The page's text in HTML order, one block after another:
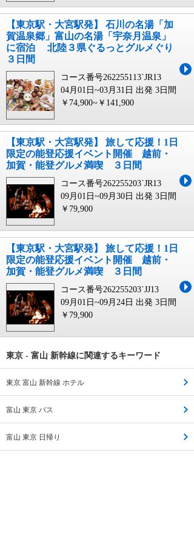
【東京駅・大宮駅発】 石川の名湯「加
賀温泉郷」富山の名湯「宇奈月温泉」
に宿泊 北陸３県ぐるっとグルメぐり
３日間
コース番号262255113`JR13
04月01日~03月31日 出発 3日間
￥74,900~￥141,900
【東京駅・大宮駅発】 旅して応援！1日
限定の能登応援イベント開催 越前・
加賀・能登グルメ満喫 ３日間
コース番号262255203`JR13
09月01日~09月30日 出発 3日間
￥79,900
【東京駅・大宮駅発】 旅して応援！1日
限定の能登応援イベント開催 越前・
加賀・能登グルメ満喫 ３日間
コース番号262255203`JJ13
09月01日~09月24日 出発 3日間
￥79,900
東京 - 富山 新幹線に関連するキーワード
東京 富山 新幹線 ホテル
富山 東京 バス
富山 東京 日帰り